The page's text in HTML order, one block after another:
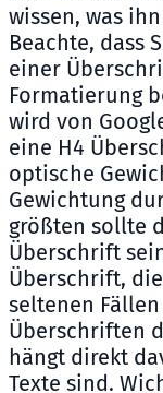
wissen, was
Beachte, dass
einer
Formatierung
wird von
eine H4
optische
Gewichtung
größten sollte
Überschrift
Überschrift,
seltenen
Überschriften
hängt direkt
Texte sind.